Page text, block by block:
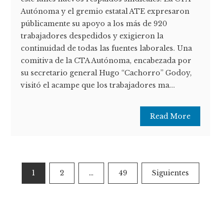
Autónoma y el gremio estatal ATE expresaron
públicamente su apoyo a los más de 920
trabajadores despedidos y exigieron la
continuidad de todas las fuentes laborales. Una
comitiva de la CTA Autónoma, encabezada por
su secretario general Hugo “Cachorro” Godoy,
visitó el acampe que los trabajadores ma...
Read More
Paginación
de
1 2 … 49 Siguientes